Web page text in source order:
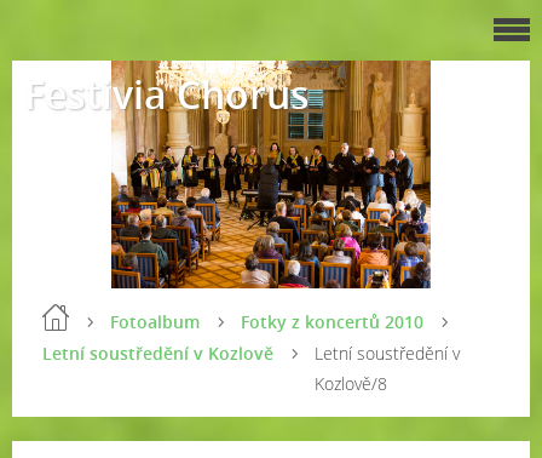
Festivia Chorus
Fotoalbum
Fotky z koncertů 2010
Letní soustředění v Kozlově
Letní soustředění v
Kozlově/8